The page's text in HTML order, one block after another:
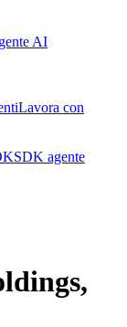
AI
Lavora con
SDK agente